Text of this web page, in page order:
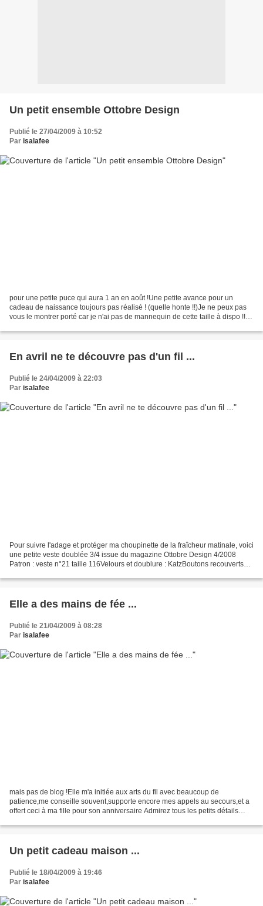
Un petit ensemble Ottobre Design
Publié le 27/04/2009 à 10:52
Par isalafee
pour une petite puce qui aura 1 an en août !Une petite avance pour un
cadeau de naissance toujours pas réalisé ! (quelle honte !!)Je ne peux pas
vous le montrer porté car je n'ai pas de mannequin de cette taille à dispo !!!
En avril ne te découvre pas d'un fil ...
Publié le 24/04/2009 à 22:03
Par isalafee
Pour suivre l'adage et protéger ma choupinette de la fraîcheur matinale, voici
une petite veste doublée 3/4 issue du magazine Ottobre Design 4/2008
Patron : veste n°21 taille 116Velours et doublure : KatzBoutons recouverts
Elle a des mains de fée ...
Publié le 21/04/2009 à 08:28
Par isalafee
mais pas de blog !Elle m'a initiée aux arts du fil avec beaucoup de
patience,me conseille souvent,supporte encore mes appels au secours,et a
offert ceci à ma fille pour son anniversaire Admirez tous les petits détails
Un petit cadeau maison ...
Publié le 18/04/2009 à 19:46
Par isalafee